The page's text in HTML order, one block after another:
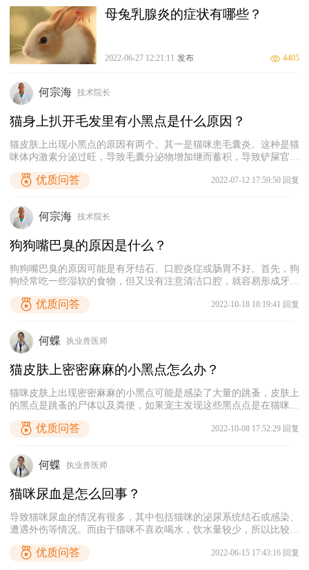
母兔乳腺炎的症状有哪些？
2022-06-27 12:21:11 发布 4405
何宗海 技术院长
猫身上扒开毛发里有小黑点是什么原因？
猫皮肤上出现小黑点的原因有两个。其一是猫咪患毛囊炎。这种是猫
咪体内激素分泌过旺，导致毛囊分泌物增加继而蓄积，导致铲屎官在
抑菌消炎的喷剂进行治疗。其二是猫咪身上有寄生虫了。这种一般是
上的小黑点就是这些跳蚤的排泄物了。这也说明主人要帮猫咪体内外
驱虫了。
优质问答 2022-07-12 17:59:50 回复
何宗海 技术院长
狗狗嘴巴臭的原因是什么？
狗狗嘴巴臭的原因可能是有牙结石、口腔炎症或肠胃不好。首先，狗
狗经常吃一些湿软的食物，但又没有注意清洁口腔，就容易形成牙菌
宠主需要经常给狗狗刷牙，牙结石严重的时候要及时带去宠物医院洗
腔炎症并散发异味，可以用口腔喷剂和消炎药给狗狗治疗。最后，狗
狗肠胃不好、消化不良的时候，也会出现嘴巴臭的情况，可以喂食适
量益生菌给狗狗调理肠胃，情况严重的建议及时送医治疗。
优质问答 2022-10-18 18:19:41 回复
何蝶 执业兽医师
猫皮肤上密密麻麻的小黑点怎么办？
猫咪皮肤上出现密密麻麻的小黑点可能是感染了大量的跳蚤，皮肤上
的黑点是跳蚤的尸体以及粪便，如果宠主发现这些黑点点是在猫咪皮
虫，等三天之后再给猫咪洗澡清理皮肤表面的脏东西。另外，猫咪患
的黑头一样，比较难清理，可以去宠物医院进行皮肤刮片检查，确诊
之后使用抗生素类皮肤药治疗，平时注意不要给猫咪喂食太油腻的食
物。
优质问答 2022-10-08 17:52:29 回复
何蝶 执业兽医师
猫咪尿血是怎么回事？
导致猫咪尿血的情况有很多，其中包括猫咪的泌尿系统结石或感染、
遭遇外伤等情况。而由于猫咪不喜欢喝水，饮水量较少，所以比较容
石和肾结石等，结石的出现会不断刺激猫泌尿系统的黏膜，导致猫咪
优质问答 2022-06-15 17:43:16 回复